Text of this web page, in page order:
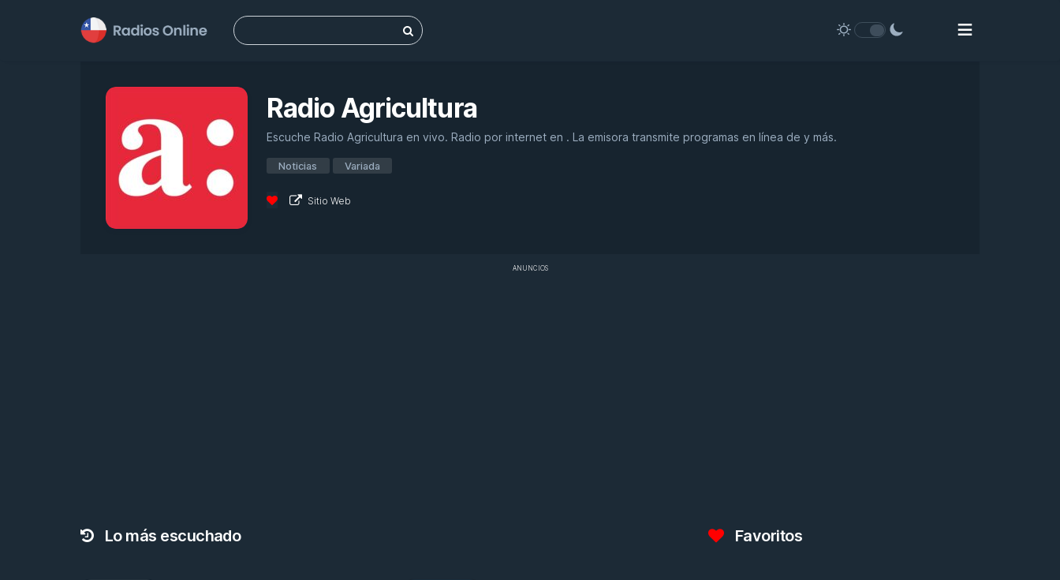
Buscar:
Radio Agricultura
Escuche Radio Agricultura en vivo. Radio por internet en . La emisora transmite programas en línea de y más.
Noticias Variada
Sitio Web
ANUNCIOS
Lo más escuchado Favoritos